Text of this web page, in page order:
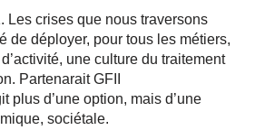
Les crises que nous traversons
de déployer, pour tous les métiers,
une culture du traitement
Partenarait GFII
plus d’une option, mais d’une
sociétale.